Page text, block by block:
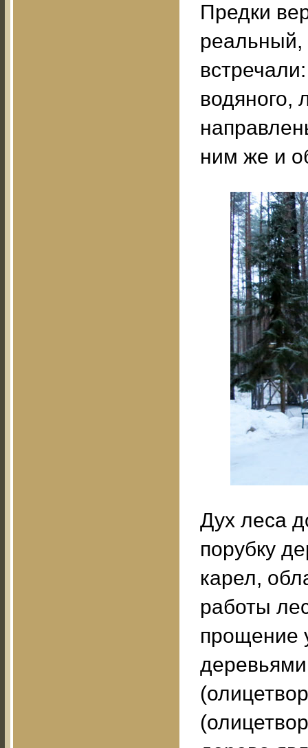
Предки
водяного,
ним же и
Дух леса
порубку
карел,
работы
прощение